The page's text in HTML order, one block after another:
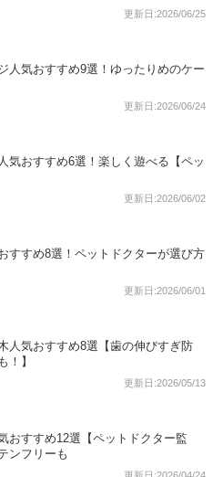
更新日:2026/06/25
人気おすすめ9選！ゆったりめのケー
更新日:2026/06/24
気おすすめ6選！楽しく遊べる【ペッ
更新日:2026/06/02
すすめ8選！ペットドクターが選び方
更新日:2026/06/01
人気おすすめ8選【歯の伸びすぎ防
！】
更新日:2026/05/13
おすすめ12選【ペットドクター監
ンフリーも